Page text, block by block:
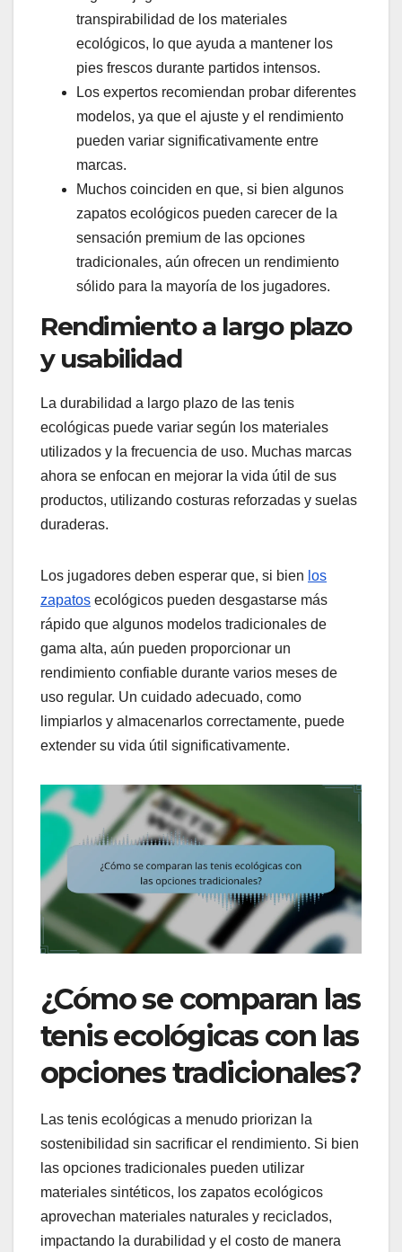
transpirabilidad de los materiales
ecológicos, lo que ayuda a mantener los
pies frescos durante partidos intensos.
Los expertos recomiendan probar diferentes
modelos, ya que el ajuste y el rendimiento
pueden variar significativamente entre
marcas.
Muchos coinciden en que, si bien algunos
zapatos ecológicos pueden carecer de la
sensación premium de las opciones
tradicionales, aún ofrecen un rendimiento
sólido para la mayoría de los jugadores.
Rendimiento a largo plazo
y usabilidad
La durabilidad a largo plazo de las tenis
ecológicas puede variar según los materiales
utilizados y la frecuencia de uso. Muchas marcas
ahora se enfocan en mejorar la vida útil de sus
productos, utilizando costuras reforzadas y suelas
duraderas.
Los jugadores deben esperar que, si bien los
zapatos ecológicos pueden desgastarse más
rápido que algunos modelos tradicionales de
gama alta, aún pueden proporcionar un
rendimiento confiable durante varios meses de
uso regular. Un cuidado adecuado, como
limpiarlos y almacenarlos correctamente, puede
extender su vida útil significativamente.
¿Cómo se comparan las
tenis ecológicas con las
opciones tradicionales?
Las tenis ecológicas a menudo priorizan la
sostenibilidad sin sacrificar el rendimiento. Si bien
las opciones tradicionales pueden utilizar
materiales sintéticos, los zapatos ecológicos
aprovechan materiales naturales y reciclados,
impactando la durabilidad y el costo de manera